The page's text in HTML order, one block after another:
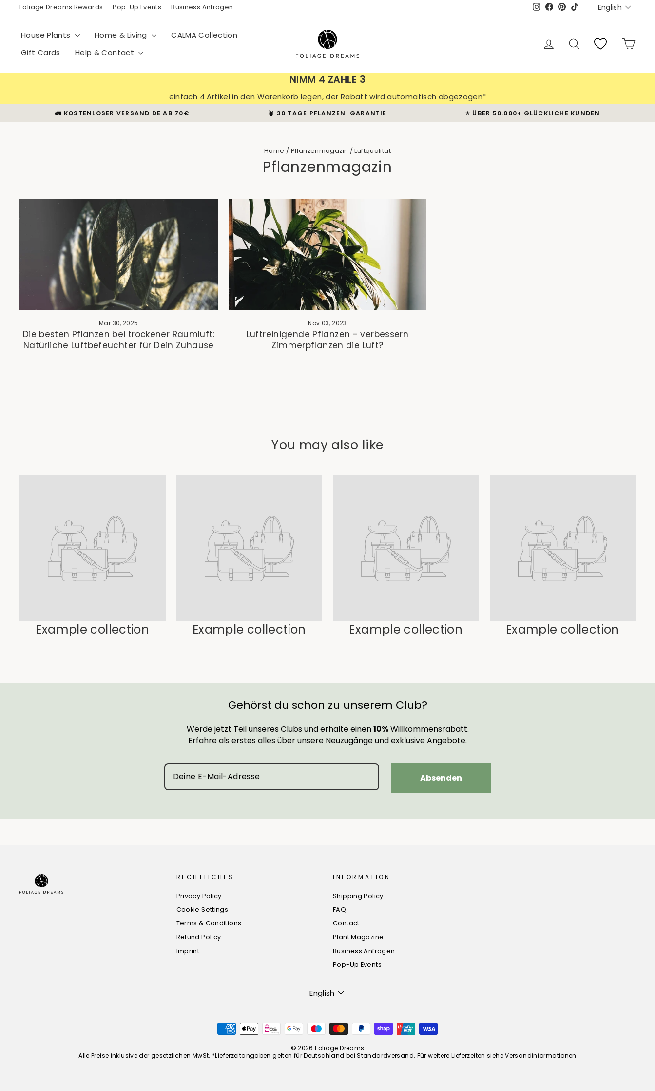
Foliage Dreams Rewards Pop-Up Events Business Anfragen Instagram
Facebook
Pinterest
TikTok English
House Plants Home & Living
CALMA Collection
Gift Cards
Help & Contact
Log in Search Cart
NIMM 4 ZAHLE 3
einfach 4 Artikel in den Warenkorb legen, der Rabatt wird automatisch abgezogen*
Pause
🚛 KOSTENLOSER VERSAND DE AB 70€ 🪴 30 TAGE PFLANZEN-GARANTIE ⭐️ ÜBER 50.000+ GLÜCKLICHE KUNDEN
Home / Pflanzenmagazin / Luftqualität
Pflanzenmagazin
Mar 30, 2025
Die besten Pflanzen bei trockener Raumluft:
Natürliche Luftbefeuchter für Dein Zuhause
Nov 03, 2023
Luftreinigende Pflanzen - verbessern
Zimmerpflanzen die Luft?
You may also like
Example collection Example collection Example collection Example collection
Gehörst du schon zu unserem Club?
Werde jetzt Teil unseres Clubs und erhalte einen10%Willkommensrabatt.
Erfahre als erstes alles über unsere Neuzugänge und exklusive Angebote.
Absenden
RECHTLICHES
Privacy Policy
Cookie Settings
Terms & Conditions
Refund Policy
Imprint
INFORMATION
Shipping Policy
FAQ
Contact
Plant Magazine
Business Anfragen
Pop-Up Events
Language
English
© 2026 Foliage Dreams
Alle Preise inklusive der gesetzlichen MwSt. *Lieferzeitangaben gelten für Deutschland bei Standardversand. Für weitere Lieferzeiten siehe Versandinformationen